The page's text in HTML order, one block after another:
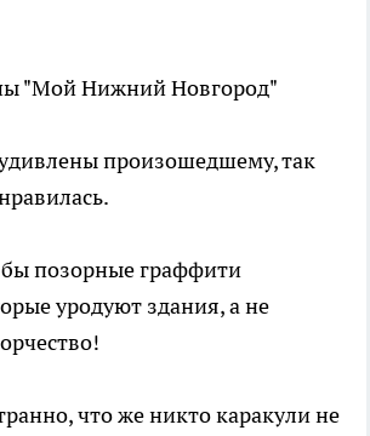
"Мой Нижний Новгород"
произошедшему, так
позорные граффити
уродуют здания, а не
что же никто каракули не